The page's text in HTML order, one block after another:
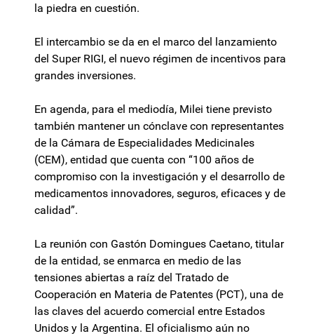
la piedra en cuestión.
El intercambio se da en el marco del lanzamiento
del Super RIGI, el nuevo régimen de incentivos para
grandes inversiones.
En agenda, para el mediodía, Milei tiene previsto
también mantener un cónclave con representantes
de la Cámara de Especialidades Medicinales
(CEM), entidad que cuenta con “100 años de
compromiso con la investigación y el desarrollo de
medicamentos innovadores, seguros, eficaces y de
calidad”.
La reunión con Gastón Domingues Caetano, titular
de la entidad, se enmarca en medio de las
tensiones abiertas a raíz del Tratado de
Cooperación en Materia de Patentes (PCT), una de
las claves del acuerdo comercial entre Estados
Unidos y la Argentina. El oficialismo aún no